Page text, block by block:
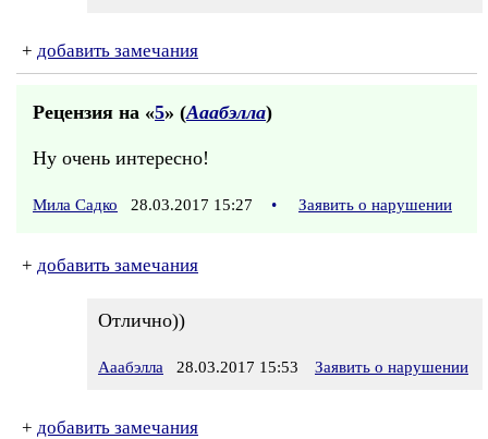
+ добавить замечания
Рецензия на «5» (Ааабэлла)
Ну очень интересно!
Мила Садко 28.03.2017 15:27 • Заявить о нарушении
+ добавить замечания
Отлично))
Ааабэлла 28.03.2017 15:53 Заявить о нарушении
+ добавить замечания